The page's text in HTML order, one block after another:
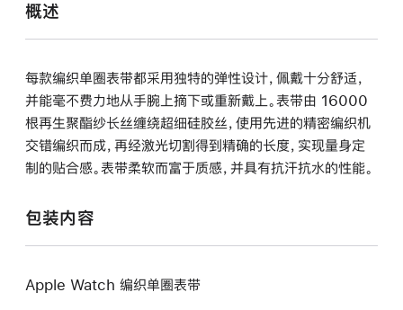
概述
每款编织单圈表带都采用独特的弹性设计，佩戴十分舒适，
并能毫不费力地从手腕上摘下或重新戴上。表带由 16000
根再生聚酯纱长丝缠绕超细硅胶丝，使用先进的精密编织机
交错编织而成，再经激光切割得到精确的长度，实现量身定
制的贴合感。表带柔软而富于质感，并具有抗汗抗水的性能。
包装内容
Apple Watch 编织单圈表带